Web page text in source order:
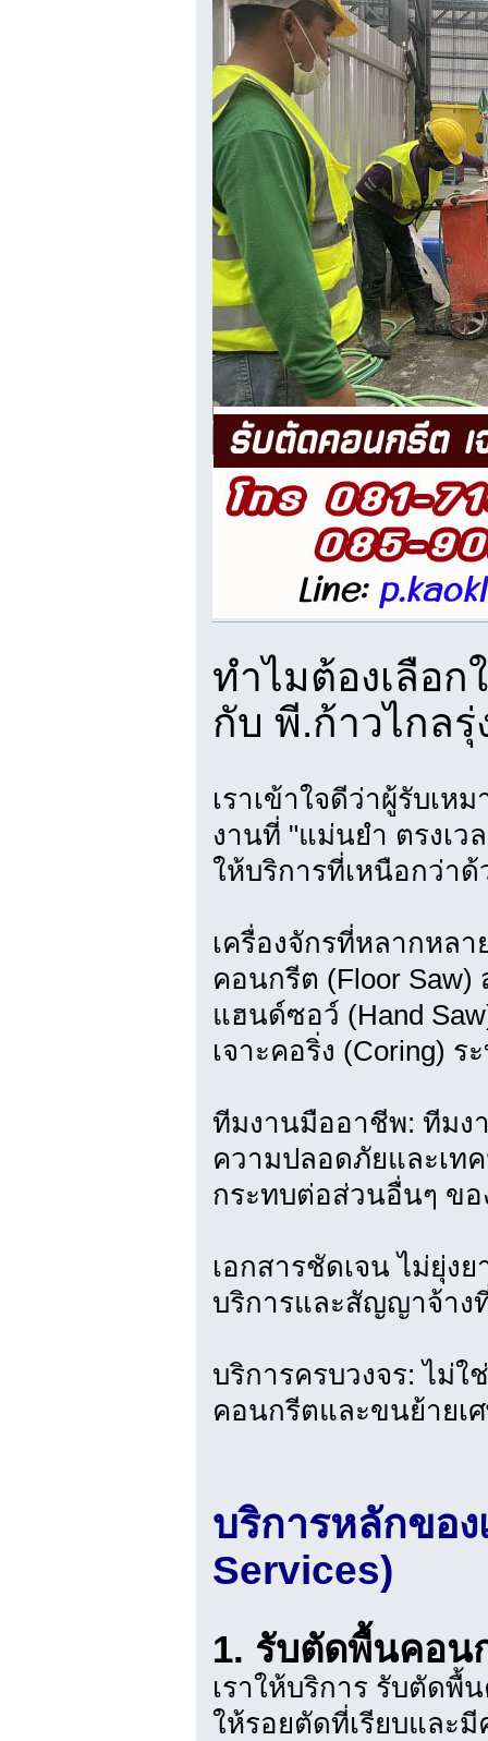
ทำไมต้องเลือก
กับ พี.ก้าวไกลรุ่
เราเข้าใจดีว่าผู้รับเห
งานที่ "แม่นยำ ตรงเว
ให้บริการที่เหนือกว่า
เครื่องจักรที่หลากหล
คอนกรีต (Floor
แฮนด์ซอว์ (Hand
เจาะคอริ่ง (Coring)
ทีมงานมืออาชีพ: ทีมง
ความปลอดภัยและเท
กระทบต่อส่วนอื่นๆ ขอ
เอกสารชัดเจน ไม่ยุ่ง
บริการและสัญญาจ้าง
บริการครบวงจร: ไม่
คอนกรีตและขนย้ายเ
บริการหลักของ
Services)
1. รับตัดพื้นคอ
เราให้บริการ รับตัดพื้
ให้รอยตัดที่เรียบและ